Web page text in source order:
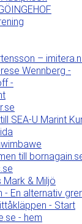
–
Wennberg -
-
SEA-U Marint
till
Mark & Miljö
- En alternativ
- Start
- hem